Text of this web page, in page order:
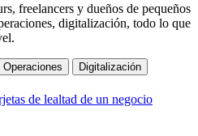
freelancers y dueños de pequeños
digitalización, todo lo que
Operaciones
Digitalización